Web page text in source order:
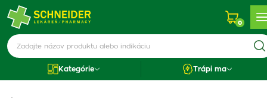
0
Kategórie Trápi ma